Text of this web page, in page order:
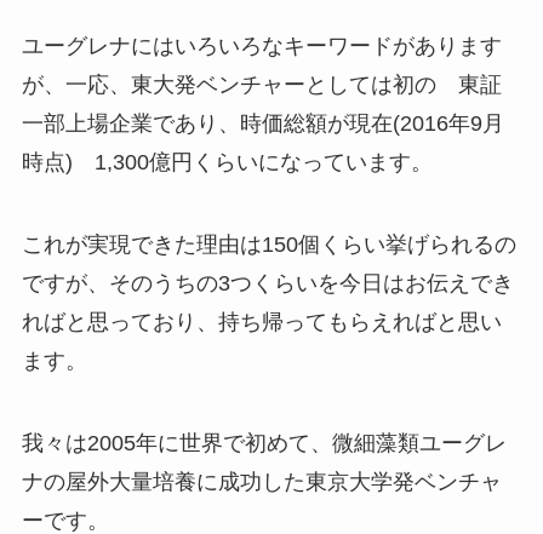
ユーグレナにはいろいろなキーワードがあります
が、一応、東大発ベンチャーとしては初の 東証
一部上場企業であり、時価総額が現在(2016年9月
時点) 1,300億円くらいになっています。
これが実現できた理由は150個くらい挙げられるの
ですが、そのうちの3つくらいを今日はお伝えでき
ればと思っており、持ち帰ってもらえればと思い
ます。
我々は2005年に世界で初めて、微細藻類ユーグレ
ナの屋外大量培養に成功した東京大学発ベンチャ
ーです。